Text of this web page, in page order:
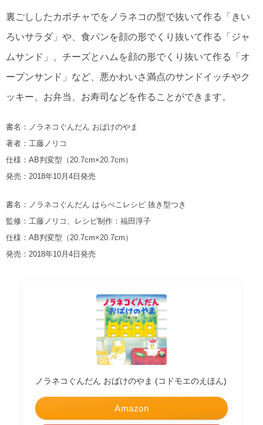
裏ごししたカボチャでをノラネコの型で抜いて作る「きい
ろいサラダ」や、食パンを顔の形でくり抜いて作る「ジャ
ムサンド」、チーズとハムを顔の形でくり抜いて作る「オ
ープンサンド」など、悪かわいさ満点のサンドイッチやク
ッキー、お弁当、お寿司などを作ることができます。
書名：ノラネコぐんだん おばけのやま
著者：工藤ノリコ
仕様：AB判変型（20.7cm×20.7cm）
発売：2018年10月4日発売
書名：ノラネコぐんだん はらぺこレシピ 抜き型つき
監修：工藤ノリコ、レシピ制作：福田淳子
仕様：AB判変型（20.7cm×20.7cm）
発売：2018年10月4日発売
ノラネコぐんだん おばけのやま (コドモエのえほん)
Amazon